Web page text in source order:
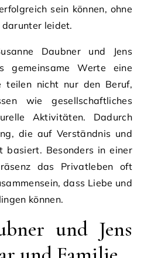
sein können, ohne
leidet.
Daubner und Jens
gemeinsame Werte eine
teilen nicht nur den Beruf,
wie gesellschaftliches
Aktivitäten. Dadurch
die auf Verständnis und
basiert. Besonders in einer
das Privatleben oft
dass Liebe und
können.
und Jens